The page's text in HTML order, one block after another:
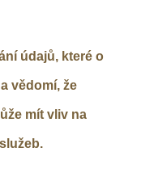
údajů, které o
vědomí, že
mít vliv na